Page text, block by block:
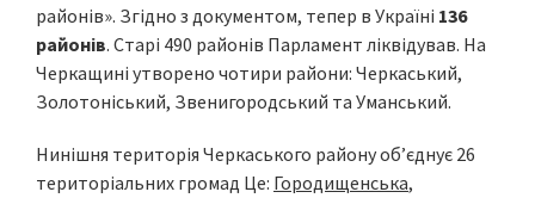
районів». Згідно з документом, тепер в Україні 136
районів. Старі 490 районів Парламент ліквідував. На
Черкащині утворено чотири райони: Черкаський,
Золотоніський, Звенигородський та Уманський.
Нинішня територія Черкаського району об’єднує 26
територіальних громад Це: Городищенська,